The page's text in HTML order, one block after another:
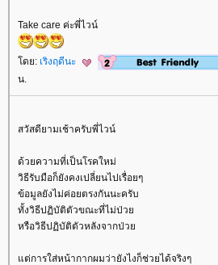
Take care ค่ะพี่ไวน์
ดย: เริงฤดีนะ
น.
สวัสดียามเช้าครับพี่ไวน์
ด้วยความที่เป็นโรคใหม่
วิธีรับมือก็ยังคงเปลี่ยนไปเรื่อยๆ
ข้อมูลยังไม่ค่อยตรงกันนะครับ
ทั้งวิธีปฏิบัติตัวขณะที่ไม่ป่ว
หรือวิธีปฏิบัติตัวหลังจากป่ว
ต่การใส่หน้ากากผมว่ายังไงก็ช่วยได้จริงๆ